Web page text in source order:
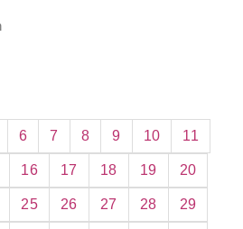
Makler zur Verfügung
Deutschland lebten 2025 in
Lebensbedingungen (EU-
Die Überbelegungsquote ist
fünf Jahren kontinuierlich
Jahr 2020 hatten noch
6 7 8 9 10 11
16 17 18 19 20
25 26 27 28 29